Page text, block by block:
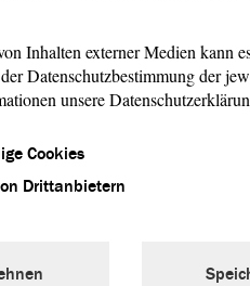
Inhalten externer Medien kann
Datenschutzbestimmung der
unsere
Cookies
Drittanbietern